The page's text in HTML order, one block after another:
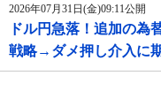
2026年07月31日(金)09:11公開
ドル円急落！追加の為
戦略→ダメ押し介入に